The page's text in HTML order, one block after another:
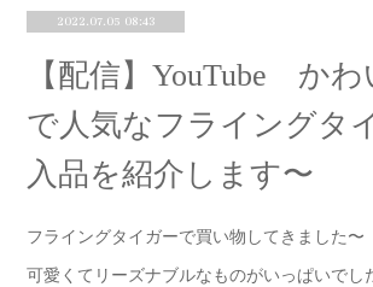
2022.07.05 08:43
【配信】YouTube か
で人気なフライングタ
入品を紹介します〜
フライングタイガーで買い物してきました〜
可愛くてリーズナブルなものがいっぱいでし